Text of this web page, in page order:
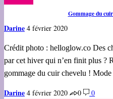
Gommage du
Darine 4 février 2020
Crédit photo : helloglow.co Des
par cet hiver qui n’en finit plus ?
gommage du cuir chevelu !
Darine 4 février 2020 0 0